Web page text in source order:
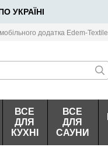
УКРАЇНІ
додатка Edem-Textile
ВСЕ
ДЛЯ
КУХНІ
ВСЕ
ДЛЯ
САУНИ